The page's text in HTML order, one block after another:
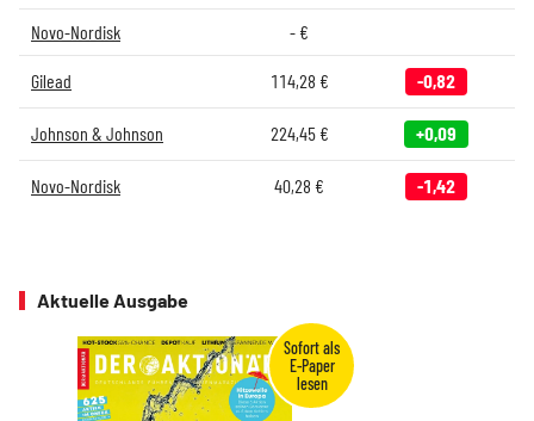
Novo-Nordisk - €
Gilead 114,28 € -0,82
Johnson & Johnson 224,45€ +0,09
Novo-Nordisk 40,28 € -1,42
Aktuelle Ausgabe